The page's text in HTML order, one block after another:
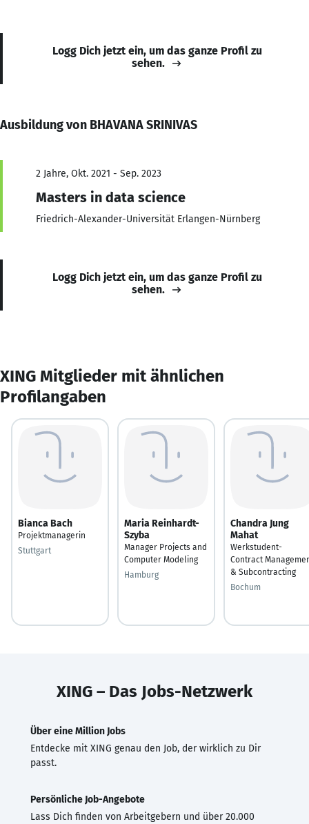
Logg Dich jetzt ein, um das ganze Profil zu
sehen.
Ausbildung von BHAVANA SRINIVAS
2 Jahre, Okt. 2021 - Sep. 2023
Masters in data science
Friedrich-Alexander-Universität Erlangen-Nürnberg
Logg Dich jetzt ein, um das ganze Profil zu
sehen.
XING Mitglieder mit ähnlichen
Profilangaben
Bianca Bach
Projektmanagerin
Stuttgart
Maria Reinhardt-
Szyba
Manager Projects and
Computer Modeling
Hamburg
Chandra Jung
Mahat
Werkstudent-
Contract
& Subcontracting
Bochum
XING – Das Jobs-Netzwerk
Über eine Million Jobs
Entdecke mit XING genau den Job, der wirklich zu Dir
passt.
Persönliche Job-Angebote
Lass Dich finden von Arbeitgebern und über 20.000